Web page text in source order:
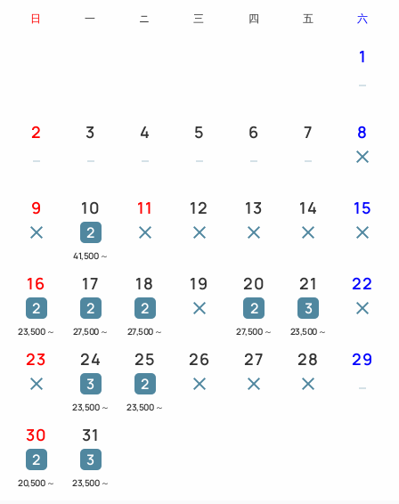
日 一 ニ 三 四 五 六
1
2 3 4 5 6 7 8
9 10
2
41,500 ～
11 12 13 14 15
16
2
23,500 ～
17
2
27,500 ～
18
2
27,500 ～
19 20
2
27,500 ～
21
3
23,500 ～
22
23 24
3
23,500 ～
25
2
23,500 ～
26 27 28 29
30
2
20,500 ～
31
3
23,500 ～